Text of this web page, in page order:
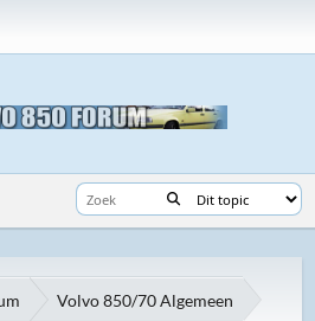
Volvo 850/70 Algemeen